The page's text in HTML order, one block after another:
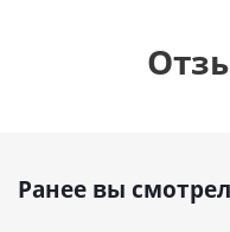
Ранее вы